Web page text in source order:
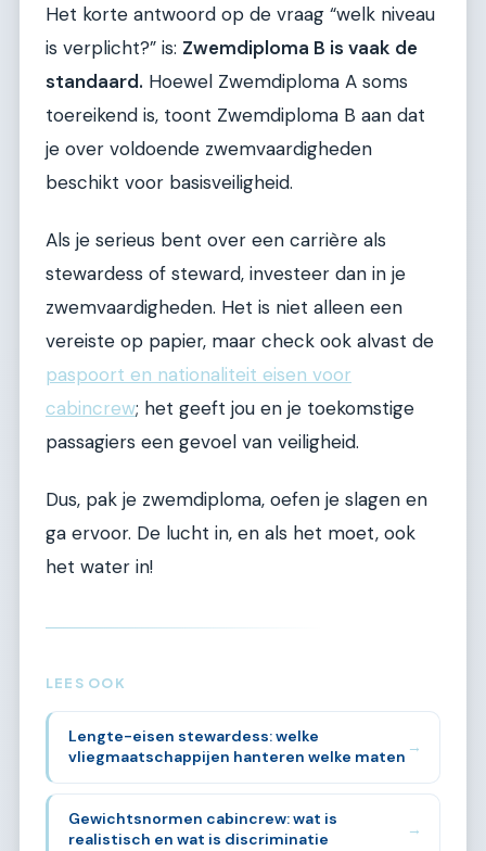
Het korte antwoord op de vraag “welk niveau
is verplicht?” is: Zwemdiploma B is vaak de
standaard. Hoewel Zwemdiploma A soms
toereikend is, toont Zwemdiploma B aan dat
je over voldoende zwemvaardigheden
beschikt voor basisveiligheid.
Als je serieus bent over een carrière als
stewardess of steward, investeer dan in je
zwemvaardigheden. Het is niet alleen een
vereiste op papier, maar check ook alvast de
paspoort en nationaliteit eisen voor
cabincrew; het geeft jou en je toekomstige
passagiers een gevoel van veiligheid.
Dus, pak je zwemdiploma, oefen je slagen en
ga ervoor. De lucht in, en als het moet, ook
het water in!
LEES OOK
Lengte-eisen stewardess: welke
vliegmaatschappijen hanteren welke maten
→
Gewichtsnormen cabincrew: wat is
realistisch en wat is discriminatie
→